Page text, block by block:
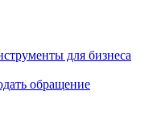
для бизнеса
обращение